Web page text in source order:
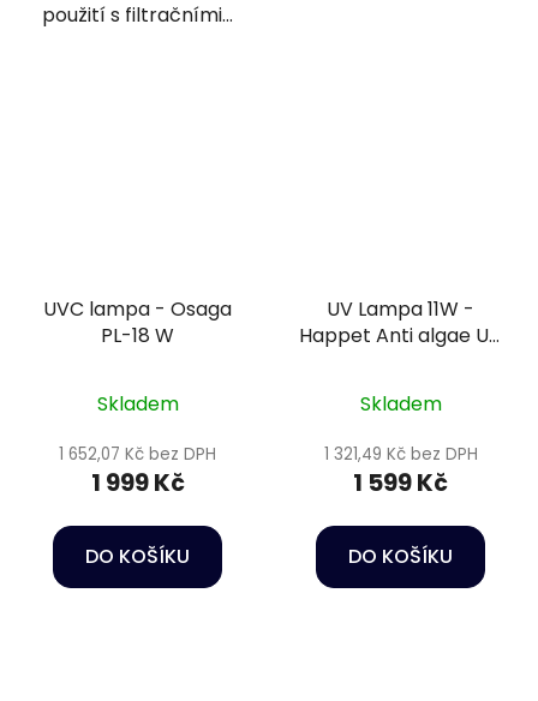
použití s filtračními...
UVC lampa - Osaga
PL-18 W
Skladem
1 652,07 Kč bez DPH
1 999 Kč
DO KOŠÍKU
UV Lampa 11W -
Happet Anti algae UV
Skladem
1 321,49 Kč bez DPH
1 599 Kč
DO KOŠÍKU